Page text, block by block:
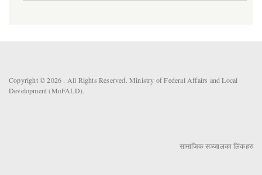
Copyright © 2026 . All Rights Reserved. Ministry of Federal Affairs and Local
Development (MoFALD).
सामाजिक सञ्जालका लिंकहरु